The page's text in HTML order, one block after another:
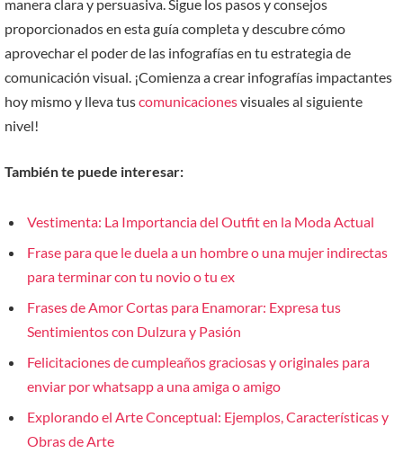
manera clara y persuasiva. Sigue los pasos y consejos
proporcionados en esta guía completa y descubre cómo
aprovechar el poder de las infografías en tu estrategia de
comunicación visual. ¡Comienza a crear infografías impactantes
hoy mismo y lleva tuscomunicacionesvisuales al siguiente
nivel!
También te puede interesar:
Vestimenta: La Importancia del Outfit en la Moda Actual
Frase para que le duela a un hombre o una mujer indirectas
para terminar con tu novio o tu ex
Frases de Amor Cortas para Enamorar: Expresa tus
Sentimientos con Dulzura y Pasión
Felicitaciones de cumpleaños graciosas y originales para
enviar por whatsapp a una amiga o amigo
Explorando el Arte Conceptual: Ejemplos, Características y
Obras de Arte